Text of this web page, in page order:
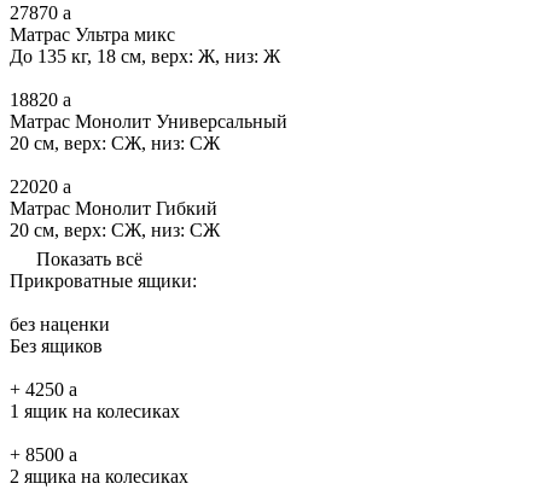
27870 a
Матрас Ультра микс
До 135 кг, 18 см, верх: Ж, низ: Ж
18820 a
Матрас Монолит Универсальный
20 см, верх: СЖ, низ: СЖ
22020 a
Матрас Монолит Гибкий
20 см, верх: СЖ, низ: СЖ
Показать всё
Прикроватные ящики:
без наценки
Без ящиков
+ 4250 a
1 ящик на колесиках
+ 8500 a
2 ящика на колесиках